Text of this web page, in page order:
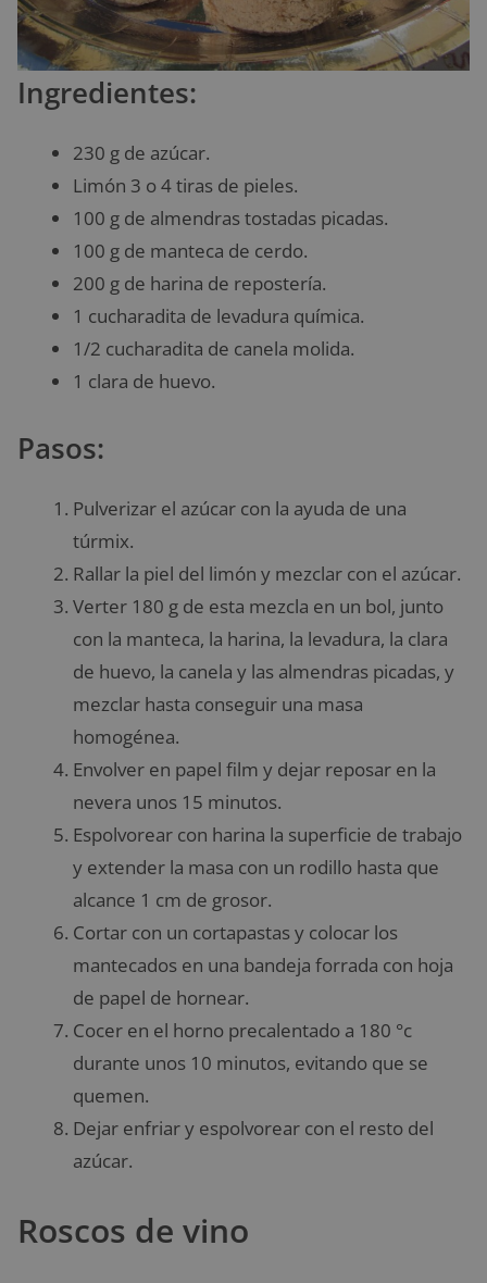
Ingredientes:
230 g de azúcar.
Limón 3 o 4 tiras de pieles.
100 g de almendras tostadas picadas.
100 g de manteca de cerdo.
200 g de harina de repostería.
1 cucharadita de levadura química.
1/2 cucharadita de canela molida.
1 clara de huevo.
Pasos:
Pulverizar el azúcar con la ayuda de una
túrmix.
Rallar la piel del limón y mezclar con el azúcar.
Verter 180 g de esta mezcla en un bol, junto
con la manteca, la harina, la levadura, la clara
de huevo, la canela y las almendras picadas, y
mezclar hasta conseguir una masa
homogénea.
Envolver en papel film y dejar reposar en la
nevera unos 15 minutos.
Espolvorear con harina la superficie de trabajo
y extender la masa con un rodillo hasta que
alcance 1 cm de grosor.
Cortar con un cortapastas y colocar los
mantecados en una bandeja forrada con hoja
de papel de hornear.
Cocer en el horno precalentado a 180 °c
durante unos 10 minutos, evitando que se
quemen.
Dejar enfriar y espolvorear con el resto del
azúcar.
Roscos de vino